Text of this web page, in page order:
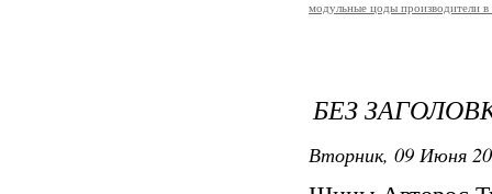
модульные цоды производители в
БЕЗ
Вторник, 09 Июня